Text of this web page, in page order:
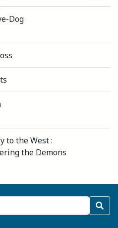
Dog
to the West :
the Demons